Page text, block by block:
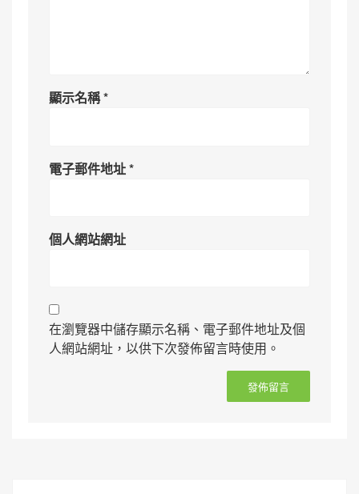
顯示名稱*
電子郵件地址*
個人網站網址
在瀏覽器中儲存顯示名稱、電子郵件地址及個
人網站網址，以供下次發佈留言時使用。